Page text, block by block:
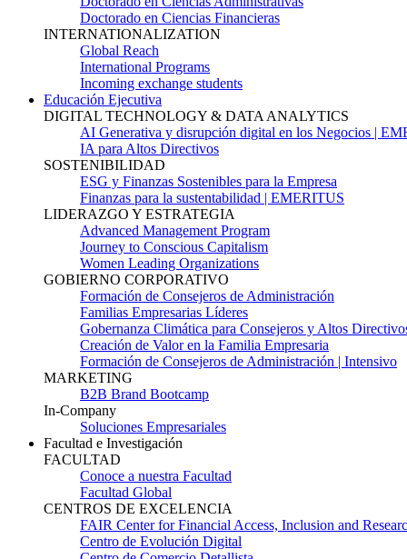
Doctorado en Ciencias Financieras
INTERNATIONALIZATION
Global Reach
International Programs
Incoming exchange students
Educación Ejecutiva
DIGITAL TECHNOLOGY & DATA ANALYTICS
AI Generativa y disrupción digital en los Negocios |
IA para Altos Directivos
SOSTENIBILIDAD
ESG y Finanzas Sostenibles para la Empresa
Finanzas para la sustentabilidad | EMERITUS
LIDERAZGO Y ESTRATEGIA
Advanced Management Program
Journey to Conscious Capitalism
Women Leading Organizations
GOBIERNO CORPORATIVO
Formación de Consejeros de Administración
Familias Empresarias Líderes
Gobernanza Climática para Consejeros y Altos
Creación de Valor en la Familia Empresaria
Formación de Consejeros de Administración | Intensivo
MARKETING
B2B Brand Bootcamp
In-Company
Soluciones Empresariales
Facultad e Investigación
FACULTAD
Conoce a nuestra Facultad
Facultad Global
CENTROS DE EXCELENCIA
FAIR Center for Financial Access, Inclusion and
Centro de Evolución Digital